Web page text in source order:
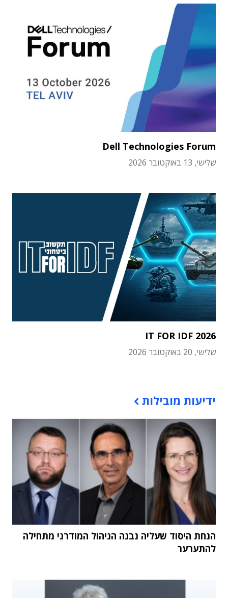
Dell Technologies Forum
שלישי, 13 באוקטובר 2026
IT FOR IDF 2026
שלישי, 20 באוקטובר 2026
ידיעות מובילות
הנחת היסוד שעליה נבנה הניהול המודרני מתחילה
להתערער